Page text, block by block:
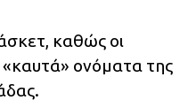
καθώς οι
«καυτά» ονόματα της